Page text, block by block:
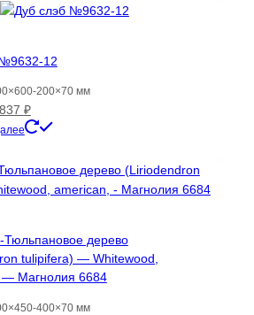
₽.
12
200×70 мм
₽.
₽Текущая
цена:
Тюльпановое дерево
tulipifera) — Whitewood,
— Магнолия 6684
400×70 мм